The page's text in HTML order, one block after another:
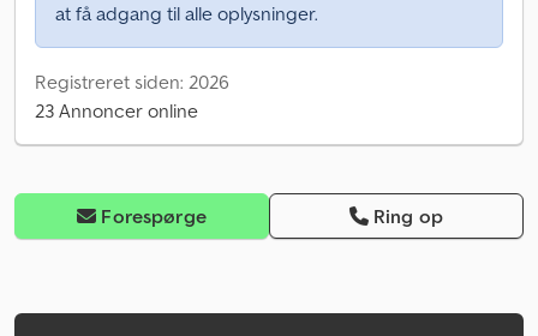
at få adgang til alle oplysninger.
Registreret siden: 2026
23 Annoncer online
Forespørge Ring op